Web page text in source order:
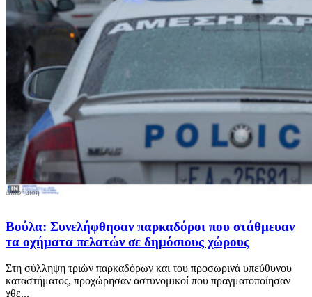
Βούλα: Συνελήφθησαν παρκαδόροι που στάθμευαν
τα οχήματα πελατών σε δημόσιους χώρους
Στη σύλληψη τριών παρκαδόρων και του προσωρινά υπεύθυνου
καταστήματος, προχώρησαν αστυνομικοί που πραγματοποίησαν
χθε...